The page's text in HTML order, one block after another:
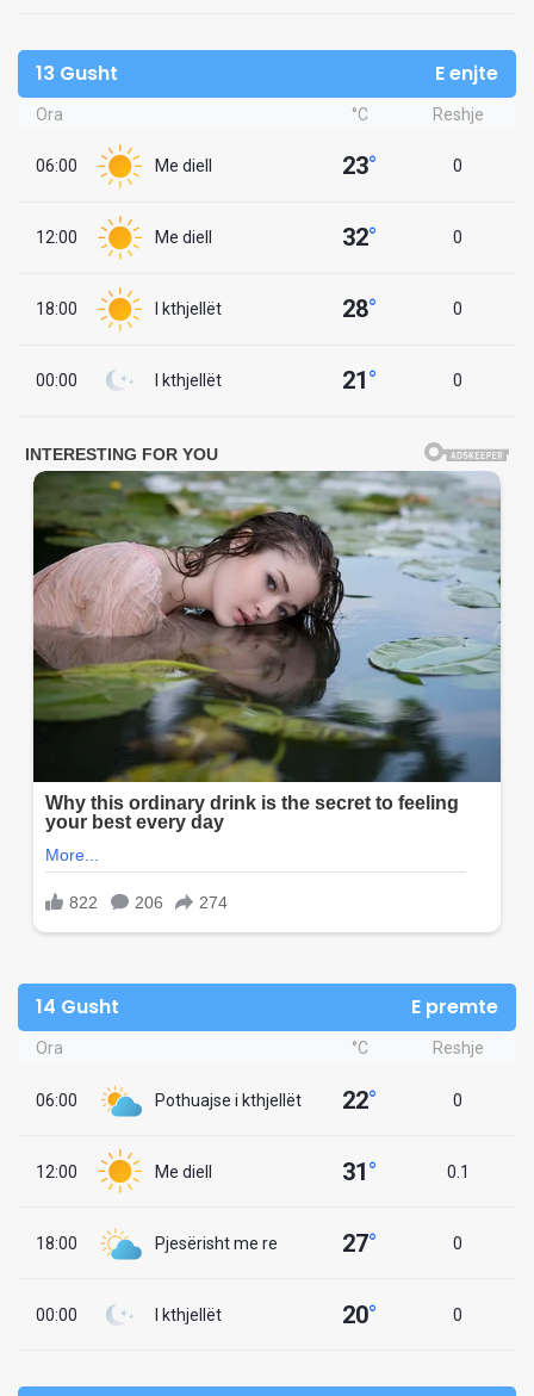
13 Gusht E enjte
Ora °C Reshje
06:00 Me diell 23° 0
12:00 Me diell 32° 0
18:00 I kthjellët 28° 0
00:00 I kthjellët 21° 0
14 Gusht E premte
Ora °C Reshje
06:00 Pothuajse i kthjellët 22° 0
12:00 Me diell 31° 0.1
18:00 Pjesërisht me re 27° 0
00:00 I kthjellët 20° 0